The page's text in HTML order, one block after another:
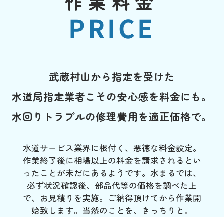
PRICE
武蔵村山から指定を受けた
水道局指定業者こその安心感を料金にも。
水回りトラブルの修理費用を適正価格で。
水道サービス業界に根付く、悪徳な料金設定。
作業終了後に相場以上の料金を請求されるとい
ったことが未だにあるようです。水まるでは、
必ず状況確認後、部品代等の価格を調べた上
で、お見積りを実施。ご納得頂けてから作業開
始致します。当然のことを、きっちりと。